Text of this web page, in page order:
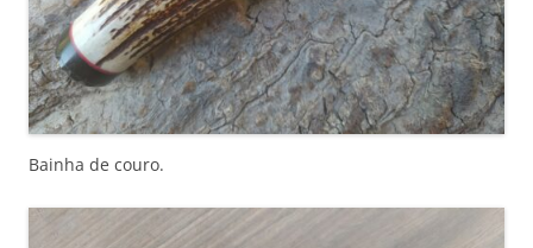
Bainha de couro.